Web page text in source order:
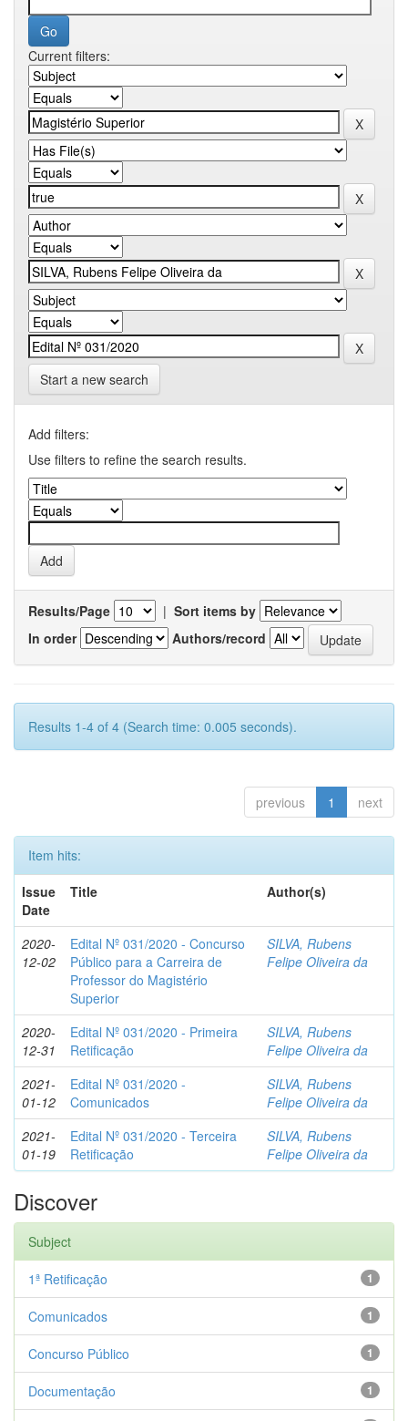
Current filters:
Start a new search
Add filters:
Use filters to refine the search results.
Results/Page | Sort items by
In order
Authors/record
Results 1-4 of 4 (Search time: 0.005 seconds).
previous 1 next
Item hits:
Issue
Date
Title Author(s)
2020-
12-02
Edital Nº 031/2020 - Concurso
Público para a Carreira de
Professor do Magistério
Superior
SILVA, Rubens
Felipe Oliveira da
2020-
12-31
Edital Nº 031/2020 - Primeira
Retificação
SILVA, Rubens
Felipe Oliveira da
2021-
01-12
Edital Nº 031/2020 -
Comunicados
SILVA, Rubens
Felipe Oliveira da
2021-
01-19
Edital Nº 031/2020 - Terceira
Retificação
SILVA, Rubens
Felipe Oliveira da
Discover
Subject
1
1ª Retificação
1
Comunicados
1
Concurso Público
1
Documentação